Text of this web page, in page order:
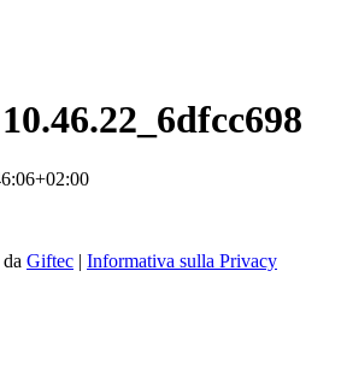
Giftec | Informativa sulla Privacy